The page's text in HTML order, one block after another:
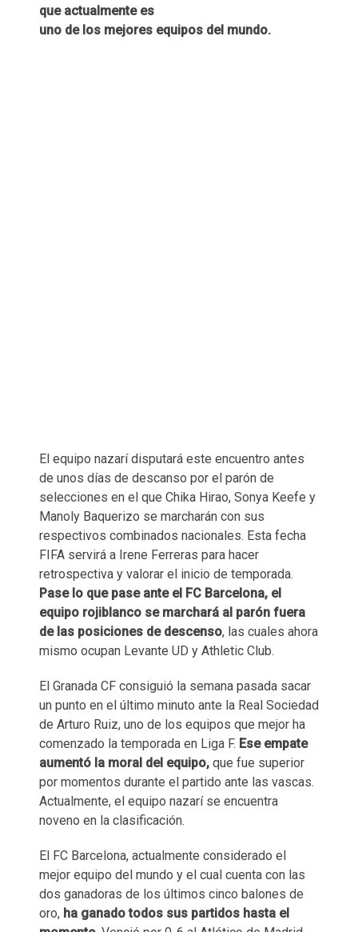
que actualmente es
uno de los mejores equipos del mundo.
El equipo nazarí disputará este encuentro antes
de unos días de descanso por el parón de
selecciones en el que Chika Hirao, Sonya Keefe y
Manoly Baquerizo se marcharán con sus
respectivos combinados nacionales. Esta fecha
FIFA servirá a Irene Ferreras para hacer
retrospectiva y valorar el inicio de temporada.
Pase lo que pase ante el FC Barcelona, el
equipo rojiblanco se marchará al parón fuera
de las posiciones de descenso, las cuales ahora
mismo ocupan Levante UD y Athletic Club.
El Granada CF consiguió la semana pasada sacar
un punto en el último minuto ante la Real Sociedad
de Arturo Ruiz, uno de los equipos que mejor ha
comenzado la temporada en Liga F. Ese empate
aumentó la moral del equipo, que fue superior
por momentos durante el partido ante las vascas.
Actualmente, el equipo nazarí se encuentra
noveno en la clasificación.
El FC Barcelona, actualmente considerado el
mejor equipo del mundo y el cual cuenta con las
dos ganadoras de los últimos cinco balones de
oro, ha ganado todos sus partidos hasta el